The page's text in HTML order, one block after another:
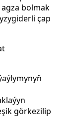
agza bolmak
çap
görkezilip